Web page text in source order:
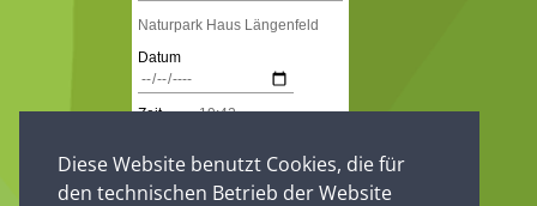
Diese Website benutzt Cookies, die für
den technischen Betrieb der Website